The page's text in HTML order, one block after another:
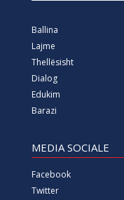
Ballina
Lajme
Thellësisht
Dialog
Edukim
Barazi
MEDIA SOCIALE
Facebook
Twitter